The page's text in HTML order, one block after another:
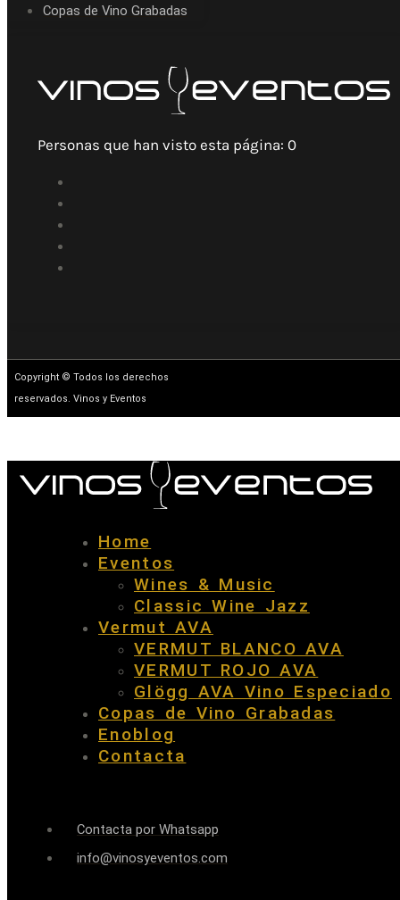
Copas de Vino Grabadas
Personas que han visto esta página: 0
Copyright © Todos los derechos
reservados. Vinos y Eventos
Home
Eventos
Wines & Music
Classic Wine Jazz
Vermut AVA
VERMUT BLANCO AVA
VERMUT ROJO AVA
Glögg AVA Vino Especiado
Copas de Vino Grabadas
Enoblog
Contacta
Contacta por Whatsapp
info@vinosyeventos.com